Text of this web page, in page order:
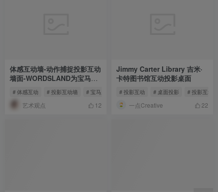
体感互动墙-动作捕捉投影互动
墙面-WORDSLAND为宝马设
计的互动装置
# 体感互动 # 投影互动墙 # 宝马展项
艺术观点 12
Jimmy Carter Library 吉米·
卡特图书馆互动投影桌面
# 投影互动 # 桌面投影 # 投影互动
一点Creative 22